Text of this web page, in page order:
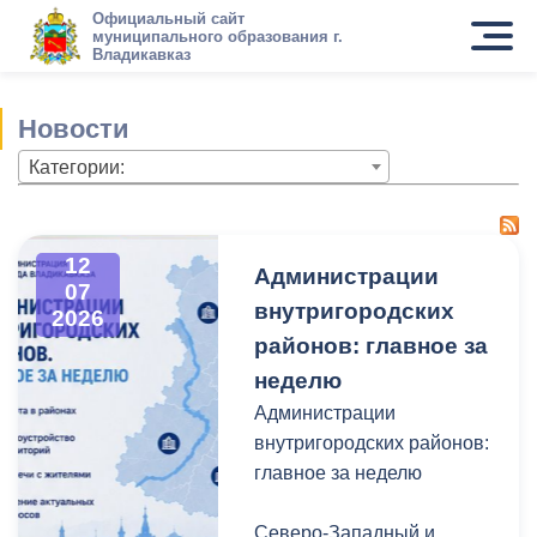
Официальный сайт
муниципального образования г.
Владикавказ
Новости
Категории:
12
07
2026
Администрации
внутригородских
районов: главное за
неделю
Администрации
внутригородских районов:
главное за неделю
Северо-Западный и